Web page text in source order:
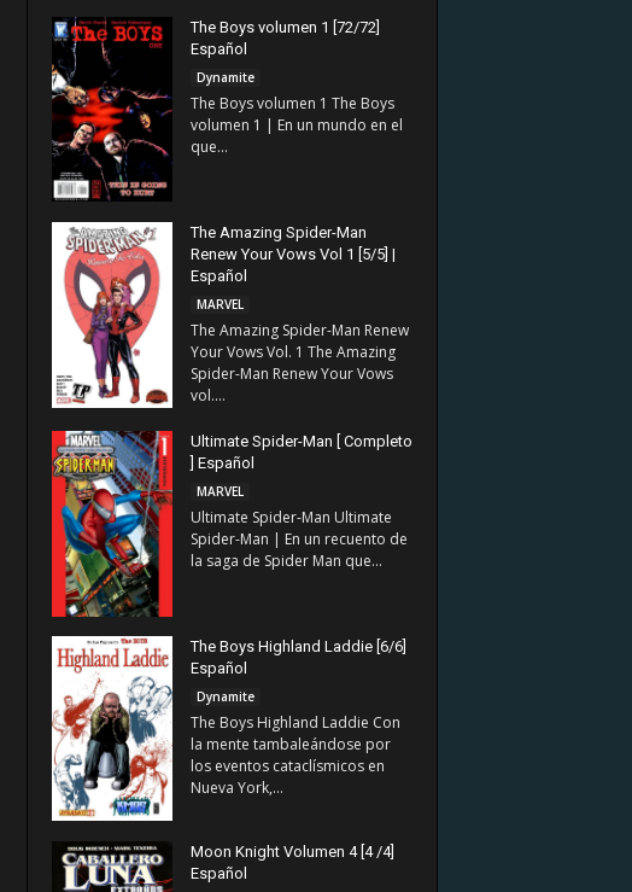
The Boys volumen 1 [72/72]
Español
Dynamite
The Boys volumen 1 The Boys
volumen 1 | En un mundo en el
que...
The Amazing Spider-Man
Renew Your Vows Vol 1 [5/5] |
Español
MARVEL
The Amazing Spider-Man Renew
Your Vows Vol. 1 The Amazing
Spider-Man Renew Your Vows
vol....
Ultimate Spider-Man [ Completo
] Español
MARVEL
Ultimate Spider-Man Ultimate
Spider-Man | En un recuento de
la saga de Spider Man que...
The Boys Highland Laddie [6/6]
Español
Dynamite
The Boys Highland Laddie Con
la mente tambaleándose por
los eventos cataclísmicos en
Nueva York,...
Moon Knight Volumen 4 [4 /4]
Español